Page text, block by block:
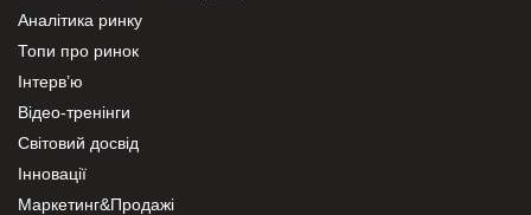
Аналітика ринку
Топи про ринок
Інтерв’ю
Відео-тренінги
Світовий досвід
Інновації
Маркетинг&Продажі